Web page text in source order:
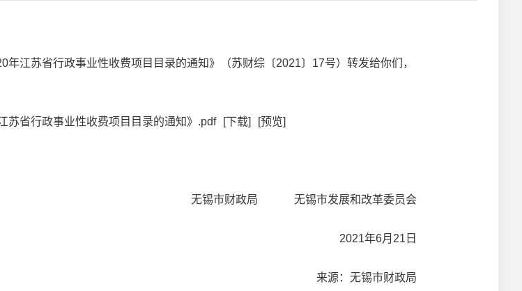
苏省行政事业性收费项目目录的通知》（苏财综〔2021〕17号）转发给你们，
苏省行政事业性收费项目目录的通知》.pdf [下载] [预览]
无锡市财政局 无锡市发展和改革委员会
2021年6月21日
来源：无锡市财政局